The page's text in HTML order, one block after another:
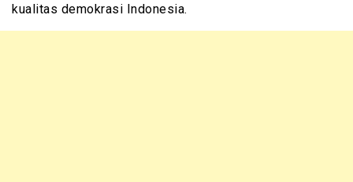
kualitas demokrasi Indonesia.